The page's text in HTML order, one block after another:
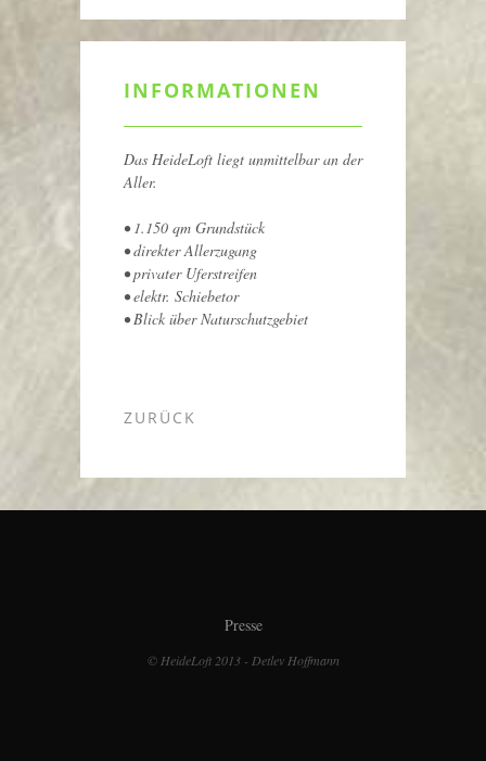
INFORMATIONEN
Das HeideLoft liegt unmittelbar an der
Aller.
• 1.150 qm Grundstück
• direkter Allerzugang
• privater Uferstreifen
• elektr. Schiebetor
• Blick über Naturschutzgebiet
ZURÜCK
Presse
© HeideLoft 2013 - Detlev Hoffmann